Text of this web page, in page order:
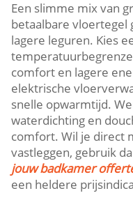
Een slimme mix van
betaalbare
lagere leguren.​ Kies
comfort en lagere
elektrische
snelle opwarmtijd.​
waterdichting en
comfort.​ Wil je direct
vastleggen, gebruik
jouw badkamer
een heldere